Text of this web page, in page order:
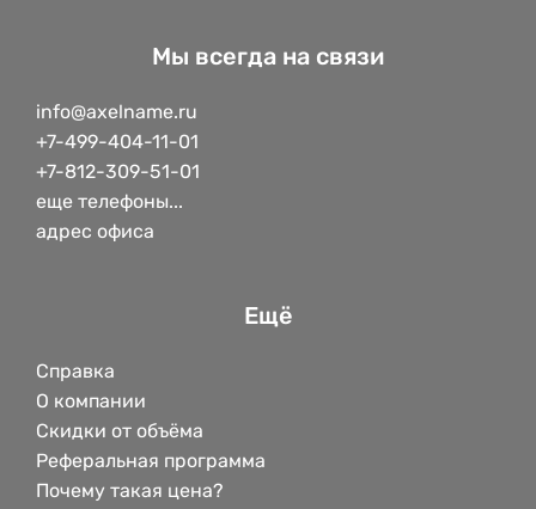
Мы всегда на связи
info@axelname.ru
+7-499-404-11-01
+7-812-309-51-01
еще телефоны...
адрес офиса
Ещё
Справка
О компании
Скидки от объёма
Реферальная программа
Почему такая цена?